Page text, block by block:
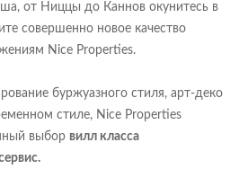
от Ниццы до Каннов окунитесь в
совершенно новое качество
Nice Properties.
буржуазного стиля, арт-деко
стиле, Nice Properties
выбор вилл класса